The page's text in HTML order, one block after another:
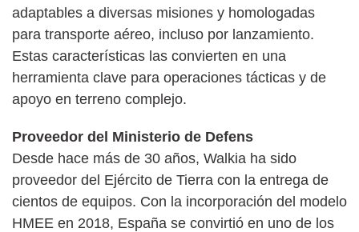
adaptables a diversas misiones y homologadas
para transporte aéreo, incluso por lanzamiento.
Estas características las convierten en una
herramienta clave para operaciones tácticas y de
apoyo en terreno complejo.
Proveedor del Ministerio de Defens
Desde hace más de 30 años, Walkia ha sido
proveedor del Ejército de Tierra con la entrega de
cientos de equipos. Con la incorporación del modelo
HMEE en 2018, España se convirtió en uno de los